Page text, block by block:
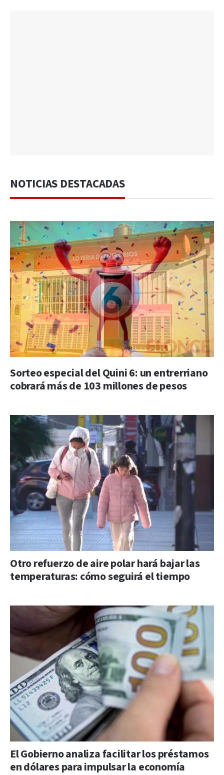
NOTICIAS DESTACADAS
Sorteo especial del Quini 6: un entrerriano
cobrará más de 103 millones de pesos
Otro refuerzo de aire polar hará bajar las
temperaturas: cómo seguirá el tiempo
El Gobierno analiza facilitar los préstamos
en dólares para impulsar la economía